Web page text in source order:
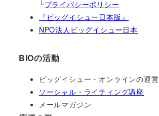
└プライバシーポリシー
『ビッグイシュー日本版』
NPO法人ビッグイシュー日本
BIOの活動
ビッグイシュー・オンラインの運営
ソーシャル・ライティング講座
メールマガジン